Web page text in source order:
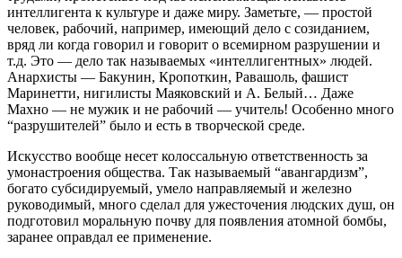
интеллигента к культуре и даже миру. Заметьте, — простой
человек, рабочий, например, имеющий дело с созиданием,
вряд ли когда говорил и говорит о всемирном разрушении и
т.д. Это — дело так называемых «интеллигентных» людей.
Анархисты — Бакунин, Кропоткин, Равашоль, фашист
Маринетти, нигилисты Маяковский и А. Белый… Даже
Махно — не мужик и не рабочий — учитель! Особенно много
“разрушителей” было и есть в творческой среде.
Искусство вообще несет колоссальную ответственность за
умонастроения общества. Так называемый “авангардизм”,
богато субсидируемый, умело направляемый и железно
руководимый, много сделал для ужесточения людских душ, он
подготовил моральную почву для появления атомной бомбы,
заранее оправдал ее применение.